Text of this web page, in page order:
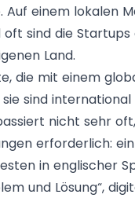
Auf einem lokalen
oft sind die
Land.
die mit einem
sind
nicht sehr
erforderlich:
in englischer
und Lösung“,